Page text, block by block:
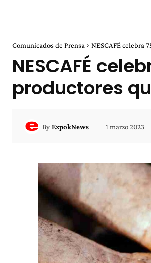
Comunicados de Prensa NESCAFÉ celebra
NESCAFÉ
productores
ByExpokNews 1 marzo 2023